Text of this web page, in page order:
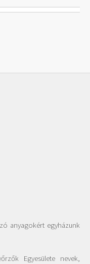
anyagokért egyházunk
Egyesülete nevek,